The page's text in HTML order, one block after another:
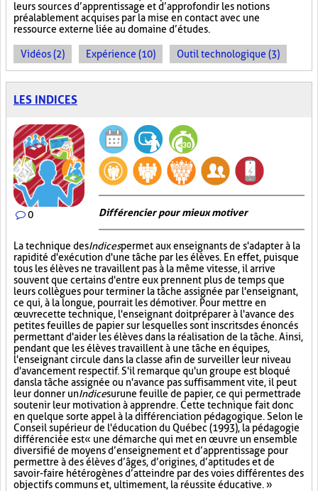
leurs sources d’apprentissage et d’approfondir les notions
préalablement acquises par la mise en contact avec une
ressource externe liée au domaine d’études.
Vidéos (2) Expérience (10) Outil technologique (3)
LES INDICES
0 Différencier pour mieux motiver
La technique desIndicespermet aux enseignants de s'adapter à la
rapidité d'exécution d'une tâche par les élèves. En effet, puisque
tous les élèves ne travaillent pas à la même vitesse, il arrive
souvent que certains d'entre eux prennent plus de temps que
leurs collègues pour terminer la tâche assignée par l'enseignant,
ce qui, à la longue, pourrait les démotiver. Pour mettre en
œuvre cette technique, l'enseignant doit préparer à l'avance des
petites feuilles de papier sur lesquelles sont inscrits des énoncés
permettant d'aider les élèves dans la réalisation de la tâche. Ainsi,
pendant que les élèves travaillent à une tâche en équipes,
l'enseignant circule dans la classe afin de surveiller leur niveau
d'avancement respectif. S'il remarque qu'un groupe est bloqué
dans la tâche assignée ou n'avance pas suffisamment vite, il peut
leur donner unIndicesurune feuille de papier, ce qui permettra de
soutenir leur motivation à apprendre. Cette technique fait donc
en quelque sorte appel à la différenciation pédagogique. Selon le
Conseil supérieur de l'éducation du Québec (1993), la pédagogie
différenciée est « une démarche qui met en œuvre un ensemble
diversifié de moyens d’enseignement et d’apprentissage pour
permettre à des élèves d’âges, d’origines, d’aptitudes et de
savoir-faire hétérogènes d’atteindre par des voies différentes des
objectifs communs et, ultimement, la réussite éducative. »